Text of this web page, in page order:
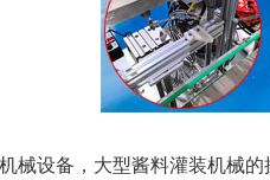
设备，大型酱料灌装机械的